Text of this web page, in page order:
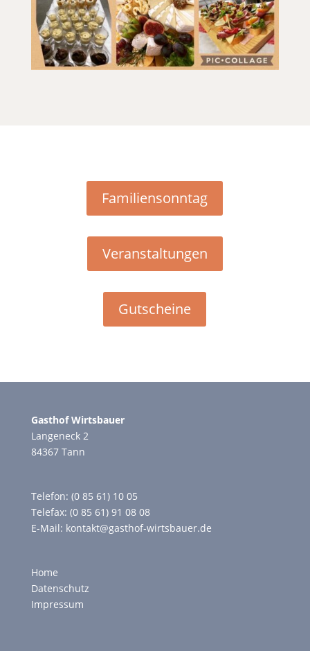
Familiensonntag
Veranstaltungen
Gutscheine
Gasthof Wirtsbauer
Langeneck 2
84367 Tann
Telefon: (0 85 61) 10 05
Telefax: (0 85 61) 91 08 08
E-Mail: kontakt@gasthof-wirtsbauer.de
Home
Datenschutz
Impressum